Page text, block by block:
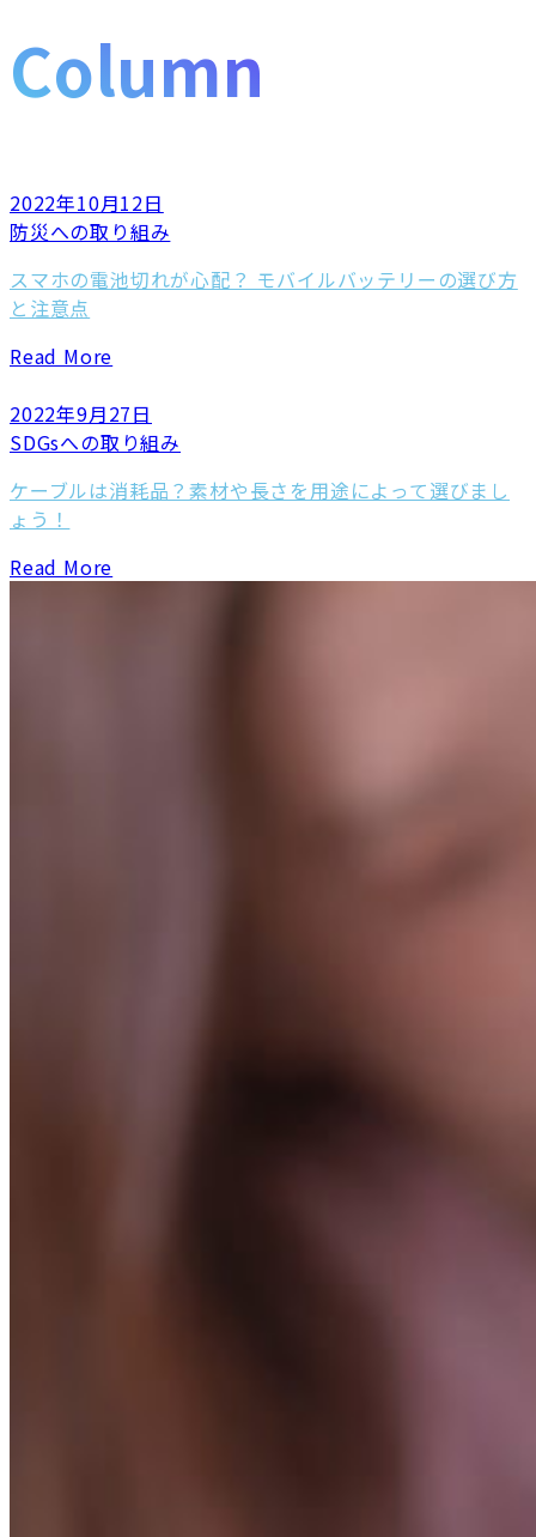
Column
2022年10月12日
防災への取り組み
スマホの電池切れが心配？ モバイルバッテリーの選び方
と注意点
Read More
2022年9月27日
SDGsへの取り組み
ケーブルは消耗品？素材や長さを用途によって選びまし
ょう！
Read More